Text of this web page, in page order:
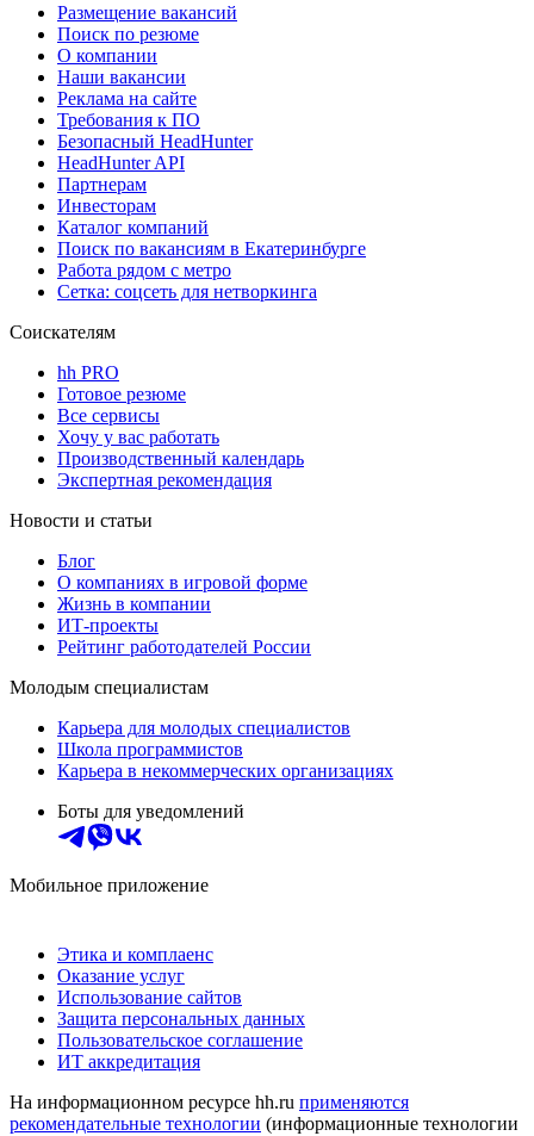
Размещение вакансий
Поиск по резюме
О компании
Наши вакансии
Реклама на сайте
Требования к ПО
Безопасный HeadHunter
HeadHunter API
Партнерам
Инвесторам
Каталог компаний
Поиск по вакансиям в Екатеринбурге
Работа рядом с метро
Сетка: соцсеть для нетворкинга
Соискателям
hh PRO
Готовое резюме
Все сервисы
Хочу у вас работать
Производственный календарь
Экспертная рекомендация
Новости и статьи
Блог
О компаниях в игровой форме
Жизнь в компании
ИТ-проекты
Рейтинг работодателей России
Молодым специалистам
Карьера для молодых специалистов
Школа программистов
Карьера в некоммерческих организациях
Боты для уведомлений
Мобильное приложение
Этика и комплаенс
Оказание услуг
Использование сайтов
Защита персональных данных
Пользовательское соглашение
ИТ аккредитация
На информационном ресурсе hh.ru применяются
рекомендательные технологии (информационные технологии